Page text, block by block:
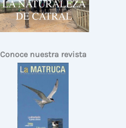
Conoce nuestra revista